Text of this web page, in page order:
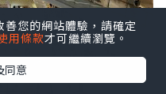
您的網站體驗，請確定
用條款才可繼續瀏覽。
同意